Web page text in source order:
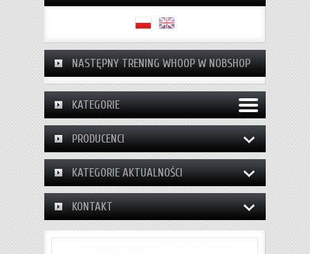
NASTĘPNY TRENING WHOOP W NOBSHOP
KATEGORIE
PRODUCENCI
KATEGORIE AKTUALNOŚCI
KONTAKT